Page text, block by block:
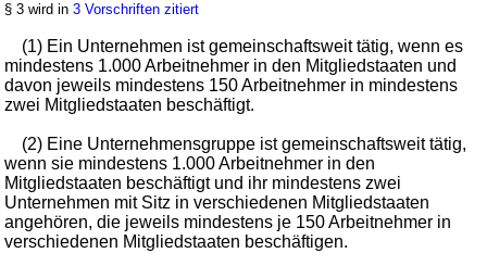
§ 3 wird in3 Vorschriften zitiert
(1) Ein Unternehmen ist gemeinschaftsweit tätig, wenn es
mindestens 1.000 Arbeitnehmer in den Mitgliedstaaten und
davon jeweils mindestens 150 Arbeitnehmer in mindestens
zwei Mitgliedstaaten beschäftigt.
(2) Eine Unternehmensgruppe ist gemeinschaftsweit tätig,
wenn sie mindestens 1.000 Arbeitnehmer in den
Mitgliedstaaten beschäftigt und ihr mindestens zwei
Unternehmen mit Sitz in verschiedenen Mitgliedstaaten
angehören, die jeweils mindestens je 150 Arbeitnehmer in
verschiedenen Mitgliedstaaten beschäftigen.